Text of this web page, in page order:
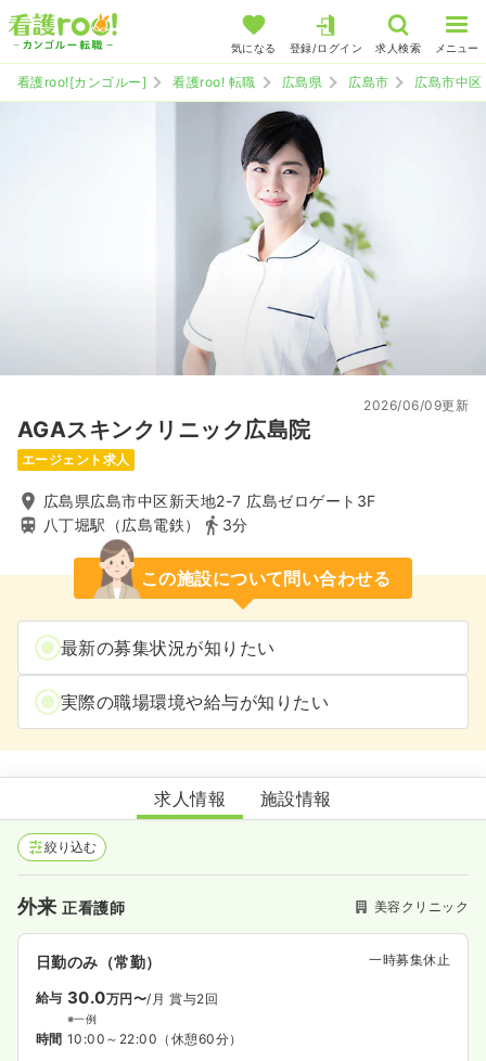
気になる 登録/ログイン 求人検索 メニュー
看護roo![カンゴルー] 看護roo! 転職 広島県 広島市 広島市中区
AGAスキンクリニック広島院
2026/06/09更新
エージェント求人
広島県広島市中区新天地2-7 広島ゼロゲート3F
八丁堀駅（広島電鉄）
3分
この施設について問い合わせる
最新の募集状況が知りたい
実際の職場環境や給与が知りたい
AGAスキンクリニック広島院
求人情報 施設情報
絞り込む
外来正看護師 美容クリニック
日勤のみ（常勤） 一時募集休止
給与 30.0万円〜/月 賞与2回
※一例
時間 10:00～22:00 （休憩60分）